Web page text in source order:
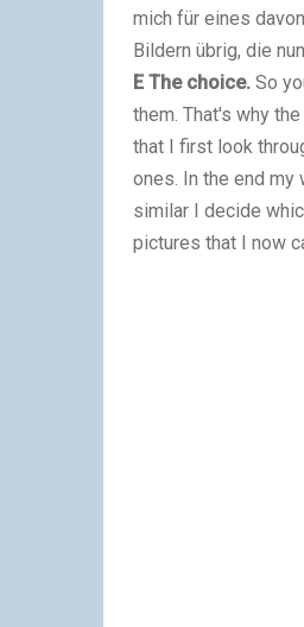
mich für eines
Bildern übrig, die
E The choice. So
them. That's why
that I first look
ones. In the end
similar I decide
pictures that I now